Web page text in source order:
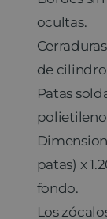
ocultas.
de
Patas
patas) x
fondo.
Los